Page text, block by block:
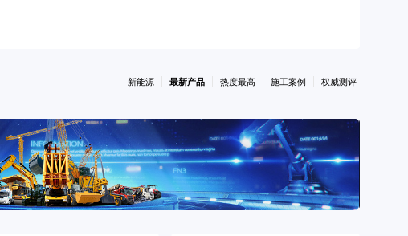
新能源 最新产品 热度最高 施工案例 权威测评